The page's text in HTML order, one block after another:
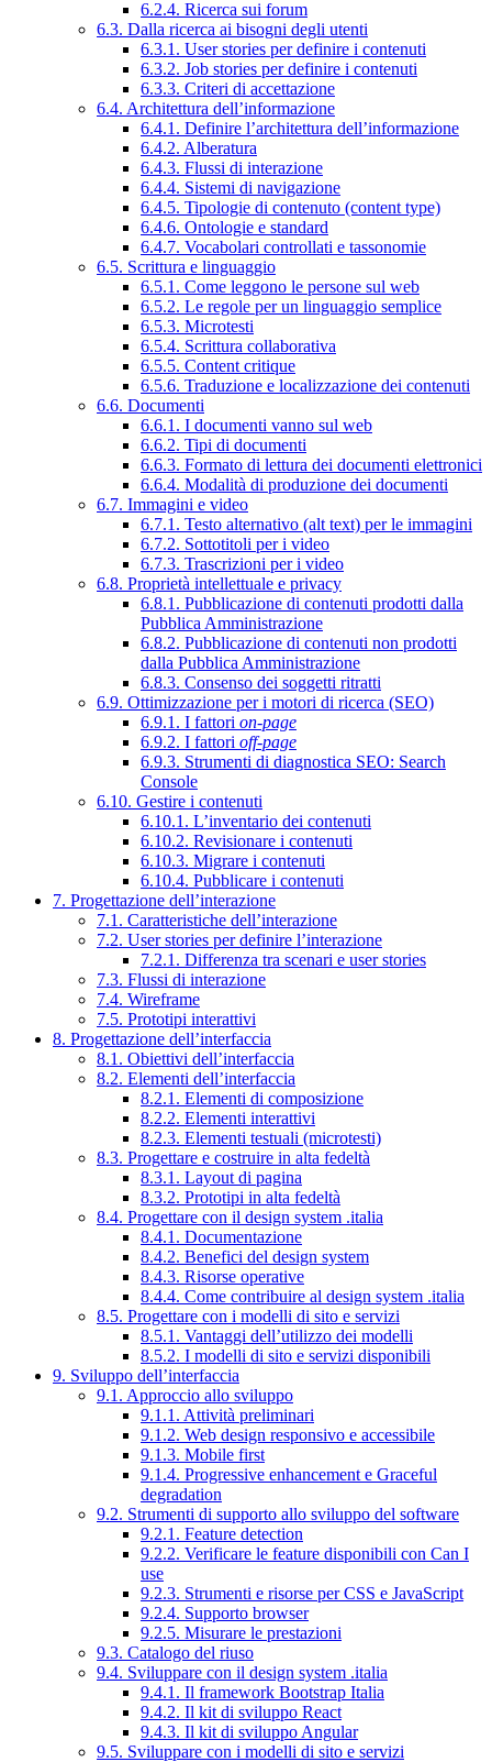
6.2.4. Ricerca sui forum
6.3. Dalla ricerca ai bisogni degli utenti
6.3.1. User stories per definire i contenuti
6.3.2. Job stories per definire i contenuti
6.3.3. Criteri di accettazione
6.4. Architettura dell’informazione
6.4.1. Definire l’architettura dell’informazione
6.4.2. Alberatura
6.4.3. Flussi di interazione
6.4.4. Sistemi di navigazione
6.4.5. Tipologie di contenuto (content type)
6.4.6. Ontologie e standard
6.4.7. Vocabolari controllati e tassonomie
6.5. Scrittura e linguaggio
6.5.1. Come leggono le persone sul web
6.5.2. Le regole per un linguaggio semplice
6.5.3. Microtesti
6.5.4. Scrittura collaborativa
6.5.5. Content critique
6.5.6. Traduzione e localizzazione dei contenuti
6.6. Documenti
6.6.1. I documenti vanno sul web
6.6.2. Tipi di documenti
6.6.3. Formato di lettura dei documenti elettronici
6.6.4. Modalità di produzione dei documenti
6.7. Immagini e video
6.7.1. Testo alternativo (alt text) per le immagini
6.7.2. Sottotitoli per i video
6.7.3. Trascrizioni per i video
6.8. Proprietà intellettuale e privacy
6.8.1. Pubblicazione di contenuti prodotti dalla
Pubblica Amministrazione
6.8.2. Pubblicazione di contenuti non prodotti
dalla Pubblica Amministrazione
6.8.3. Consenso dei soggetti ritratti
6.9. Ottimizzazione per i motori di ricerca (SEO)
6.9.1. I fattori on-page
6.9.2. I fattori off-page
6.9.3. Strumenti di diagnostica SEO: Search
Console
6.10. Gestire i contenuti
6.10.1. L’inventario dei contenuti
6.10.2. Revisionare i contenuti
6.10.3. Migrare i contenuti
6.10.4. Pubblicare i contenuti
7. Progettazione dell’interazione
7.1. Caratteristiche dell’interazione
7.2. User stories per definire l’interazione
7.2.1. Differenza tra scenari e user stories
7.3. Flussi di interazione
7.4. Wireframe
7.5. Prototipi interattivi
8. Progettazione dell’interfaccia
8.1. Obiettivi dell’interfaccia
8.2. Elementi dell’interfaccia
8.2.1. Elementi di composizione
8.2.2. Elementi interattivi
8.2.3. Elementi testuali (microtesti)
8.3. Progettare e costruire in alta fedeltà
8.3.1. Layout di pagina
8.3.2. Prototipi in alta fedeltà
8.4. Progettare con il design system .italia
8.4.1. Documentazione
8.4.2. Benefici del design system
8.4.3. Risorse operative
8.4.4. Come contribuire al design system .italia
8.5. Progettare con i modelli di sito e servizi
8.5.1. Vantaggi dell’utilizzo dei modelli
8.5.2. I modelli di sito e servizi disponibili
9. Sviluppo dell’interfaccia
9.1. Approccio allo sviluppo
9.1.1. Attività preliminari
9.1.2. Web design responsivo e accessibile
9.1.3. Mobile first
9.1.4. Progressive enhancement e Graceful
degradation
9.2. Strumenti di supporto allo sviluppo del software
9.2.1. Feature detection
9.2.2. Verificare le feature disponibili con Can I
use
9.2.3. Strumenti e risorse per CSS e JavaScript
9.2.4. Supporto browser
9.2.5. Misurare le prestazioni
9.3. Catalogo del riuso
9.4. Sviluppare con il design system .italia
9.4.1. Il framework Bootstrap Italia
9.4.2. Il kit di sviluppo React
9.4.3. Il kit di sviluppo Angular
9.5. Sviluppare con i modelli di sito e servizi